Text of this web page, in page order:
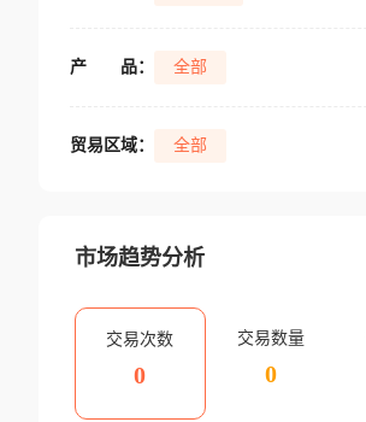
产 品： 全部
贸易区域： 全部
市场趋势分析
交易次数
0
交易数量
0